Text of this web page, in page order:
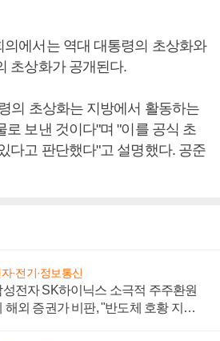
의에서는 역대 대통령의 초상화와
초상화가 공개된다.
의 초상화는 지방에서 활동하는
로 보낸 것이다"며 "이를 공식 초
다고 판단했다"고 설명했다. 공준
·전기·정보통신
성전자 SK하이닉스 소극적 주주환원
해외 증권가 비판, "반도체 호황 지속